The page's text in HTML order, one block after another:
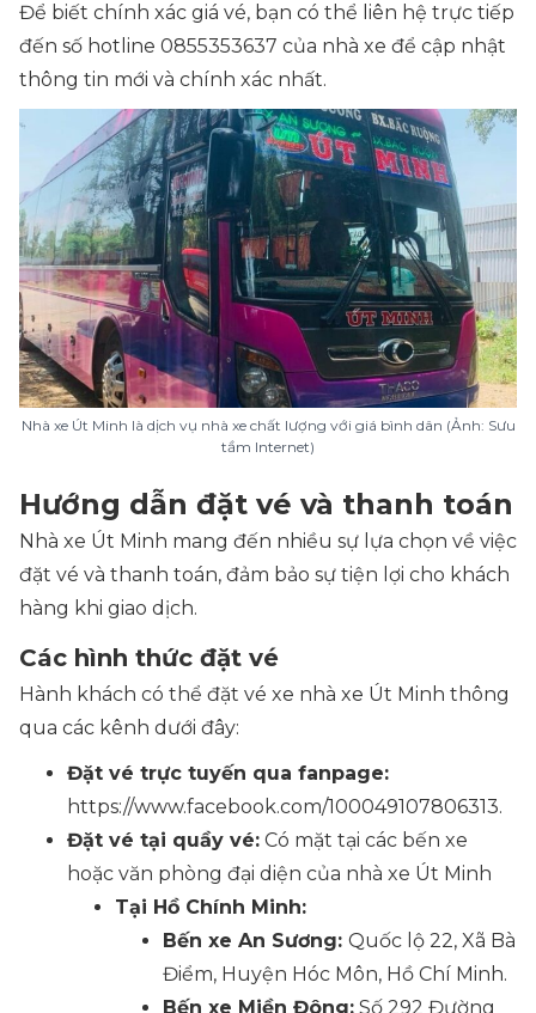
Để biết chính xác giá vé, bạn có thể liên hệ trực tiếp
đến số hotline 0855353637 của nhà xe để cập nhật
thông tin mới và chính xác nhất.
Nhà xe Út Minh là dịch vụ nhà xe chất lượng với giá bình dân (Ảnh: Sưu
tầm Internet)
Hướng dẫn đặt vé và thanh toán
Nhà xe Út Minh mang đến nhiều sự lựa chọn về việc
đặt vé và thanh toán, đảm bảo sự tiện lợi cho khách
hàng khi giao dịch.
Các hình thức đặt vé
Hành khách có thể đặt vé xe nhà xe Út Minh thông
qua các kênh dưới đây:
Đặt vé trực tuyến qua fanpage:
https://www.facebook.com/100049107806313.
Đặt vé tại quầy vé: Có mặt tại các bến xe
hoặc văn phòng đại diện của nhà xe Út Minh
Tại Hồ Chính Minh:
Bến xe An Sương: Quốc lộ 22, Xã Bà
Điểm, Huyện Hóc Môn, Hồ Chí Minh.
Bến xe Miền Đông: Số 292 Đường